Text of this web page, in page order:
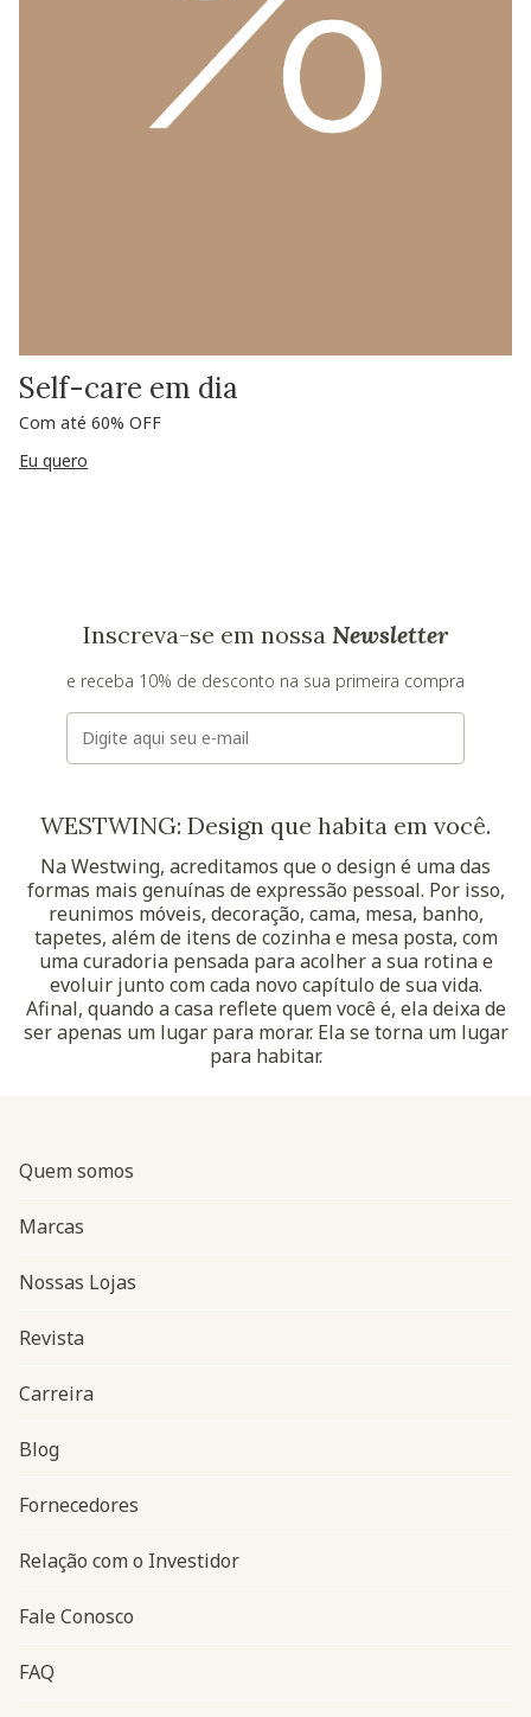
Self-care em dia
Com até 60% OFF
Eu quero
Inscreva-se em nossa Newsletter
e receba 10% de desconto na sua primeira compra
E-mail
WESTWING: Design que habita em você.
Na Westwing, acreditamos que o design é uma das
formas mais genuínas de expressão pessoal. Por isso,
reunimos móveis, decoração, cama, mesa, banho,
tapetes, além de itens de cozinha e mesa posta, com
uma curadoria pensada para acolher a sua rotina e
evoluir junto com cada novo capítulo de sua vida.
Afinal, quando a casa reflete quem você é, ela deixa de
ser apenas um lugar para morar. Ela se torna um lugar
para habitar.
Navegação do rodapé
Quem somos
Marcas
Nossas Lojas
Revista
Carreira
Blog
Fornecedores
Relação com o Investidor
Fale Conosco
FAQ